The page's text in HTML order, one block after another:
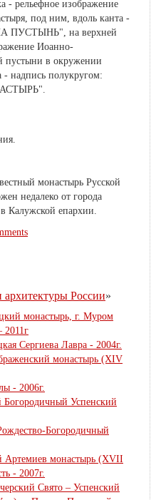
- рельефное изображение
под ним, вдоль канта -
ПУСТЫНЬ", на верхней
Иоанно-
пустыни в окружении
- надпись полукругом:
монастырь Русской
недалеко от города
Калужской епархии.
России»
монастырь, г. Муром
2011г
Сергиева Лавра - 2004г.
монастырь (XIV
- 2006г.
Успенский
Богородичный
Артемиев монастырь (XVII
- 2007г.
Свято – Успенский